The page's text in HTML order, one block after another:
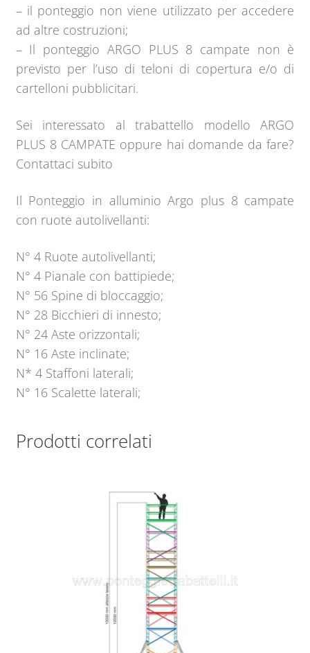
– il ponteggio non viene utilizzato per accedere
ad altre costruzioni;
– Il ponteggio ARGO PLUS 8 campate non è
previsto per l’uso di teloni di copertura e/o di
cartelloni pubblicitari.
Sei interessato al trabattello modello ARGO
PLUS 8 CAMPATE oppure hai domande da fare?
Contattaci subito
Il Ponteggio in alluminio Argo plus 8 campate
con ruote autolivellanti:
N° 4 Ruote autolivellanti;
N° 4 Pianale con battipiede;
N° 56 Spine di bloccaggio;
N° 28 Bicchieri di innesto;
N° 24 Aste orizzontali;
N° 16 Aste inclinate;
N* 4 Staffoni laterali;
N° 16 Scalette laterali;
Prodotti correlati